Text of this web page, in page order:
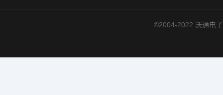
©2004-2022 沃通电